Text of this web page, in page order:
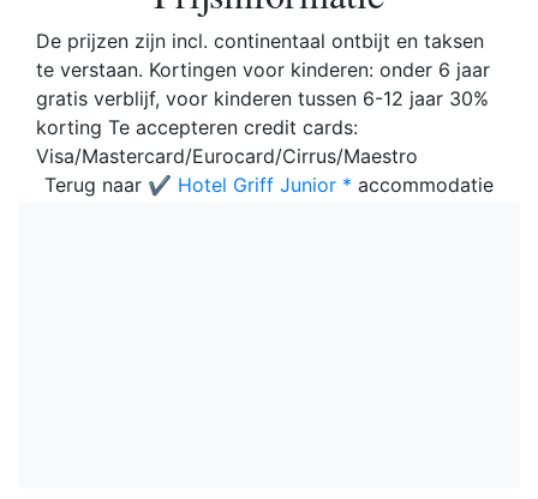
De prijzen zijn incl. continentaal ontbijt en taksen
te verstaan. Kortingen voor kinderen: onder 6 jaar
gratis verblijf, voor kinderen tussen 6-12 jaar 30%
korting Te accepteren credit cards:
Visa/Mastercard/Eurocard/Cirrus/Maestro
Terug naar ✔️ Hotel Griff Junior * accommodatie